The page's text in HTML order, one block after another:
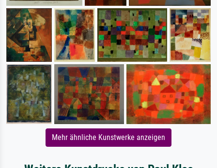
Mehr ähnliche Kunstwerke anzeigen